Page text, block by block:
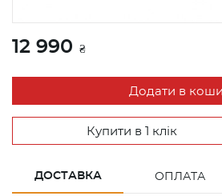
12 990 ₴
Додати в
Купити в 1 клік
ДОСТАВКА ОПЛАТА